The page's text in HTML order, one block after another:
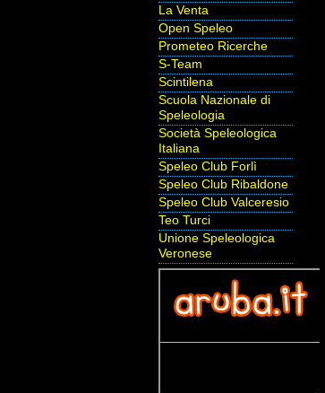
La Venta
Open Speleo
Prometeo Ricerche
S-Team
Scintilena
Scuola Nazionale di
Speleologia
Società Speleologica
Italiana
Speleo Club Forlì
Speleo Club Ribaldone
Speleo Club Valceresio
Teo Turci
Unione Speleologica
Veronese